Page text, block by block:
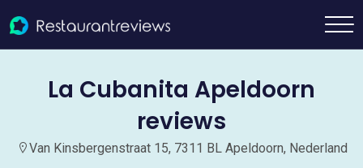
La Cubanita Apeldoorn
reviews
Van Kinsbergenstraat 15, 7311 BL Apeldoorn, Nederland